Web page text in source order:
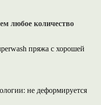
любое количество
пряжа с хорошей
не деформируется